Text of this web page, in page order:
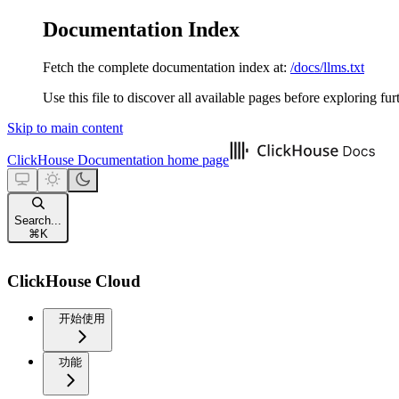
Documentation Index
Fetch the complete documentation index at: /docs/llms.txt
Use this file to discover all available pages before exploring
Skip to main content
ClickHouse Documentation home page
Search...
⌘ K
ClickHouse Cloud
开始使用
功能